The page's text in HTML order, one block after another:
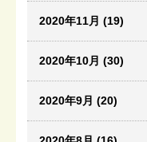
2020年11月 (19)
2020年10月 (30)
2020年9月 (20)